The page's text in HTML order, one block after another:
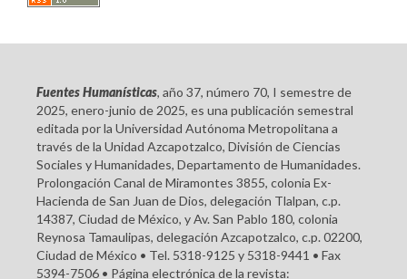
Fuentes Humanísticas, año 37, número 70, I semestre de
2025, enero-junio de 2025, es una publicación semestral
editada por la Universidad Autónoma Metropolitana a
través de la Unidad Azcapotzalco, División de Ciencias
Sociales y Humanidades, Departamento de Humanidades.
Prolongación Canal de Miramontes 3855, colonia Ex-
Hacienda de San Juan de Dios, delegación Tlalpan, c.p.
14387, Ciudad de México, y Av. San Pablo 180, colonia
Reynosa Tamaulipas, delegación Azcapotzalco, c.p. 02200,
Ciudad de México • Tel. 5318-9125 y 5318-9441 • Fax
5394-7506 • Página electrónica de la revista: